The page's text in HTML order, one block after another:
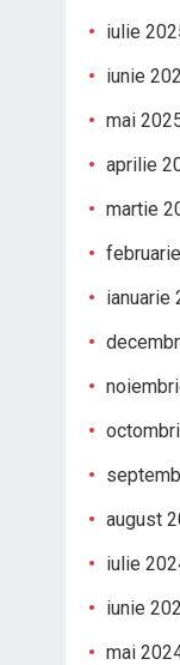
iulie
iunie
mai
aprilie
martie
ianuarie
august
iulie
iunie
mai